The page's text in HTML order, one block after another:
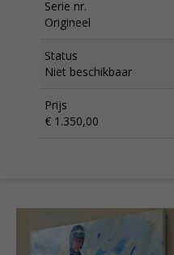
Serie nr.
Origineel
Status
Niet beschikbaar
Prijs
€ 1.350,00